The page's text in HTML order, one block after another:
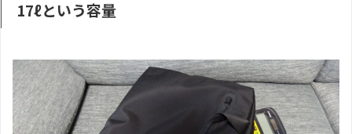
17ℓという容量